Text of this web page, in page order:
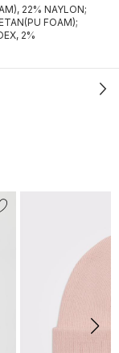
22% NAYLON;
FOAM);
2%